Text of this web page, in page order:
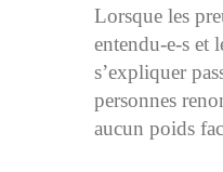
Lorsque les
entendu-e-s et
s’expliquer
personnes
aucun poids